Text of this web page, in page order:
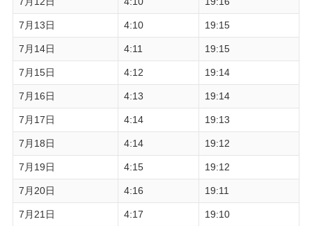
7月13日 4:10 19:15
7月14日 4:11 19:15
7月15日 4:12 19:14
7月16日 4:13 19:14
7月17日 4:14 19:13
7月18日 4:14 19:12
7月19日 4:15 19:12
7月20日 4:16 19:11
7月21日 4:17 19:10